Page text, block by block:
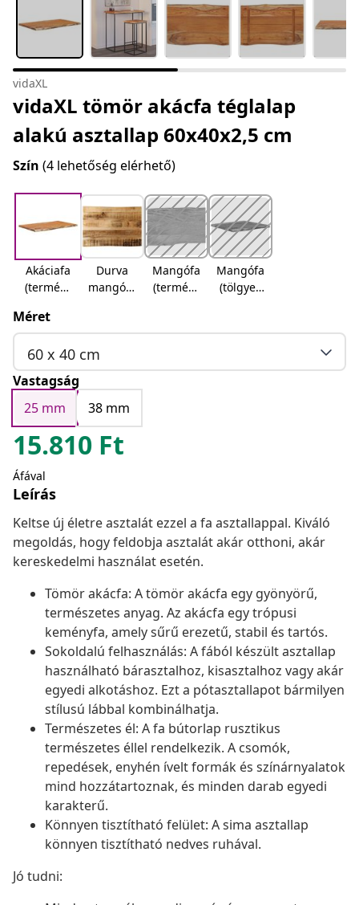
vidaXL
vidaXL tömör akácfa téglalap
alakú asztallap 60x40x2,5 cm
Szín (4 lehetőség elérhető)
Akáciafa
(termész
Durva
mangófa
Mangófa
(termész
Mangófa
(tölgyes
Méret
60 x 40 cm
Vastagság
25 mm
38 mm
15.810 Ft
Áfával
Leírás
Keltse új életre asztalát ezzel a fa asztallappal. Kiváló
megoldás, hogy feldobja asztalát akár otthoni, akár
kereskedelmi használat esetén.
Tömör akácfa: A tömör akácfa egy gyönyörű,
természetes anyag. Az akácfa egy trópusi
keményfa, amely sűrű erezetű, stabil és tartós.
Sokoldalú felhasználás: A fából készült asztallap
használható bárasztalhoz, kisasztalhoz vagy akár
egyedi alkotáshoz. Ezt a pótasztallapot bármilyen
stílusú lábbal kombinálhatja.
Természetes él: A fa bútorlap rusztikus
természetes éllel rendelkezik. A csomók,
repedések, enyhén ívelt formák és színárnyalatok
mind hozzátartoznak, és minden darab egyedi
karakterű.
Könnyen tisztítható felület: A sima asztallap
könnyen tisztítható nedves ruhával.
Jó tudni: